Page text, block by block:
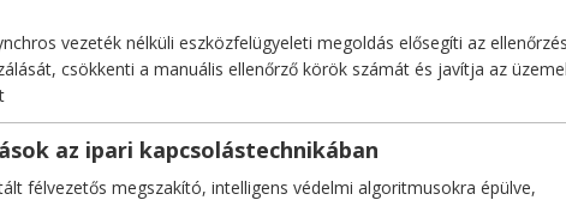
vezeték nélküli eszközfelügyeleti megoldás elősegíti az
csökkenti a manuális ellenőrző körök számát és javítja az
az ipari kapcsolástechnikában
félvezetős megszakító, intelligens védelmi algoritmusokra épülve,